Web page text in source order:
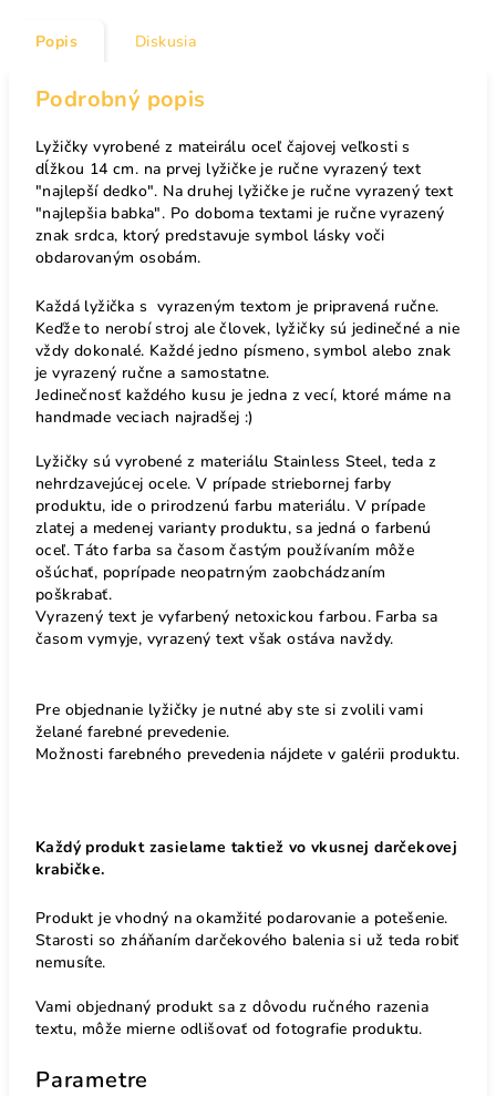
Popis Diskusia
Podrobný popis
Lyžičky vyrobené z mateirálu oceľ čajovej veľkosti s
dĺžkou 14 cm. na prvej lyžičke je ručne vyrazený text
"najlepší dedko". Na druhej lyžičke je ručne vyrazený text
"najlepšia babka". Po doboma textami je ručne vyrazený
znak srdca, ktorý predstavuje symbol lásky voči
obdarovaným osobám.
Každá lyžička s vyrazeným textom je pripravená ručne.
Keďže to nerobí stroj ale človek, lyžičky sú jedinečné a nie
vždy dokonalé. Každé jedno písmeno, symbol alebo znak
je vyrazený ručne a samostatne.
Jedinečnosť každého kusu je jedna z vecí, ktoré máme na
handmade veciach najradšej :)
Lyžičky sú vyrobené z materiálu Stainless Steel, teda z
nehrdzavejúcej ocele. V prípade striebornej farby
produktu, ide o prirodzenú farbu materiálu. V prípade
zlatej a medenej varianty produktu, sa jedná o farbenú
oceľ. Táto farba sa časom častým používaním môže
ošúchať, poprípade neopatrným zaobchádzaním
poškrabať.
Vyrazený text je vyfarbený netoxickou farbou. Farba sa
časom vymyje, vyrazený text však ostáva navždy.
Pre objednanie lyžičky je nutné aby ste si zvolili vami
želané farebné prevedenie.
Možnosti farebného prevedenia nájdete v galérii produktu.
Každý produkt zasielame taktiež vo vkusnej darčekovej
krabičke.
Produkt je vhodný na okamžité podarovanie a potešenie.
Starosti so zháňaním darčekového balenia si už teda robiť
nemusíte.
Vami objednaný produkt sa z dôvodu ručného razenia
textu, môže mierne odlišovať od fotografie produktu.
Parametre